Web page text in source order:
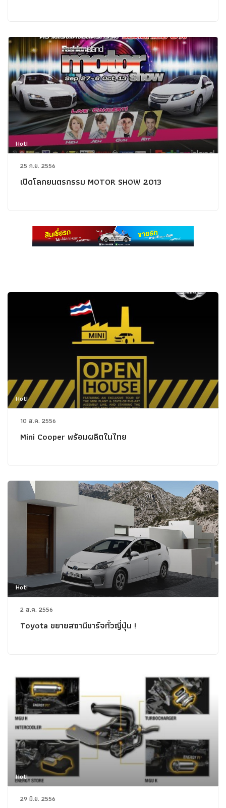
Hot!
25 ก.ย. 2556
เปิดโลกยนตรกรรม MOTOR SHOW 2013
Hot!
10 ส.ค. 2556
Mini Cooper พร้อมผลิตในไทย
Hot!
2 ส.ค. 2556
Toyota ขยายสถานีชาร์จทั่วญี่ปุ่น !
Hot!
29 มิ.ย. 2556